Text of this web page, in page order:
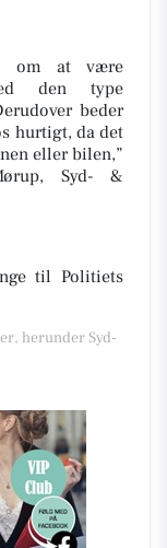
om at være
den type
beder
hurtigt, da det
eller bilen,”
Syd- &
til Politiets
herunder Syd-